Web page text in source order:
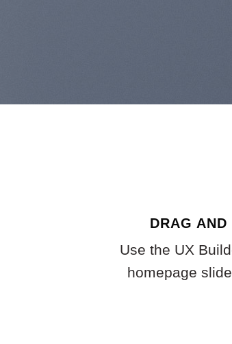
DRAG AND
Use the UX
homepage